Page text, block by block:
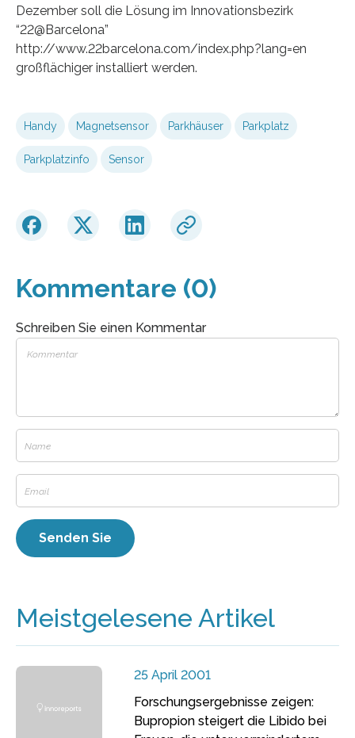
Dezember soll die Lösung im Innovationsbezirk
“22@Barcelona”
http://www.22barcelona.com/index.php?lang=en
großflächiger installiert werden.
Handy Magnetsensor Parkhäuser Parkplatz
Parkplatzinfo Sensor
Kommentare (0)
Schreiben Sie einen Kommentar
Meistgelesene Artikel
25 April 2001
Forschungsergebnisse zeigen:
Bupropion steigert die Libido bei